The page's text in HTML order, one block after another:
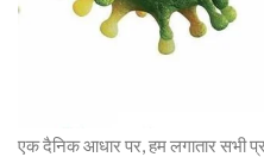
एक दैनिक आधार पर, हम लगातार सभी